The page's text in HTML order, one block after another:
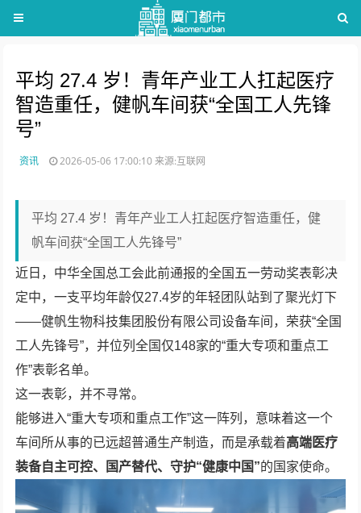
平均 27.4 岁！青年产业工人扛起医疗
智造重任，健帆车间获“全国工人先锋
号”
资讯 2026-05-06 17:00:10来源:互联网
平均 27.4 岁！青年产业工人扛起医疗智造重任，健
帆车间获“全国工人先锋号”
近日，中华全国总工会此前通报的全国五一劳动奖表彰决
定中，一支平均年龄仅27.4岁的年轻团队站到了聚光灯下
——健帆生物科技集团股份有限公司设备车间，荣获“全国
工人先锋号”，并位列全国仅148家的“重大专项和重点工
作”表彰名单。
这一表彰，并不寻常。
能够进入“重大专项和重点工作”这一阵列，意味着这一个
车间所从事的已远超普通生产制造，而是承载着高端医疗
装备自主可控、国产替代、守护“健康中国 ”的国家使命。